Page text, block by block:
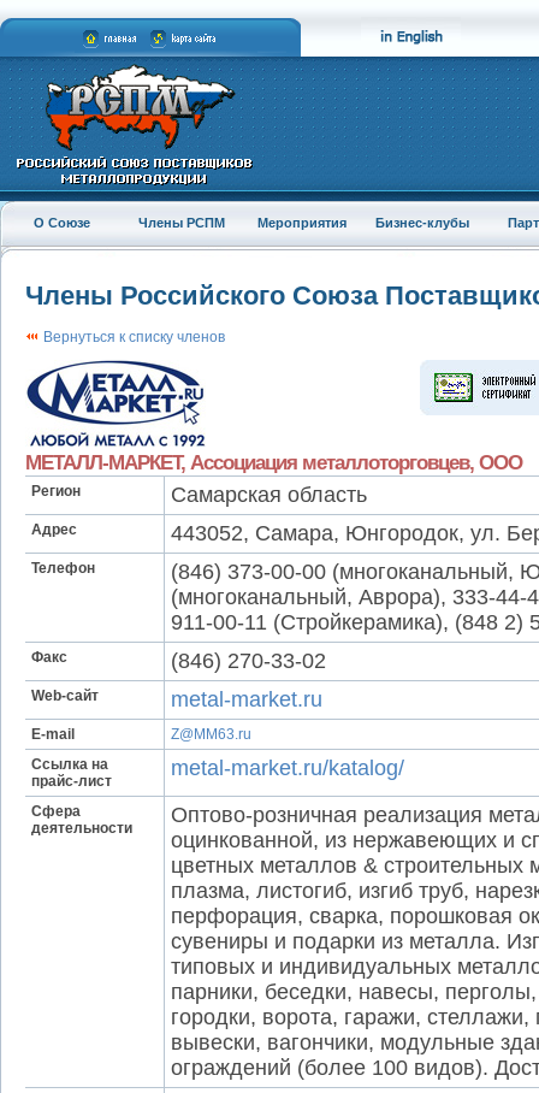
О Союзе Члены РСПМ Мероприятия Бизнес-клубы
Члены Российского Союза
Вернуться к списку членов
МЕТАЛЛ-МАРКЕТ, Ассоциация металлоторговцев, ООО
Регион Самарская область
Адрес 443052, Самара, Юнгородок, ул.
Телефон
(846) 373-00-00 (многоканальный,
(многоканальный, Аврора), 333-44-
911-00-11 (Стройкерамика), (848 2)
Факс (846) 270-33-02
Web-сайт metal-market.ru
E-mail
Z@MM63.ru
Ссылка на
прайс-лист
metal-market.ru/katalog/
Сфера
деятельности
Оптово-розничная реализация
оцинкованной, из нержавеющих и
цветных металлов & строительных
плазма, листогиб, изгиб труб,
перфорация, сварка, порошковая
сувениры и подарки из металла.
типовых и индивидуальных
парники, беседки, навесы,
городки, ворота, гаражи,
вывески, вагончики, модульные
ограждений (более 100 видов).